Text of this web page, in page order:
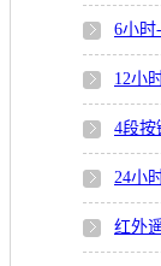
6小时
12小
4段按
24小
红外